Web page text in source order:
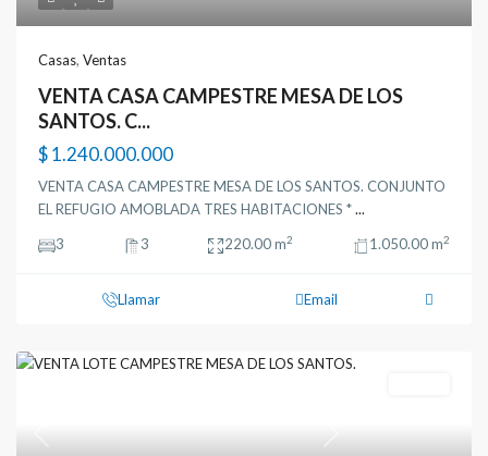
Casas, Ventas
VENTA CASA CAMPESTRE MESA DE LOS
SANTOS. C...
$ 1.240.000.000
VENTA CASA CAMPESTRE MESA DE LOS SANTOS. CONJUNTO
EL REFUGIO AMOBLADA TRES HABITACIONES *...
3
3 220.00 m2 1.050.00 m2
Llamar Email
Previous Next